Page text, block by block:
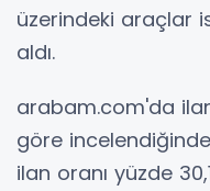
üzerindeki araçlar
aldı.
arabam.com'da
göre
ilan oranı yüzde